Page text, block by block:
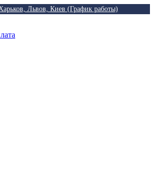
Львов, Киев (График работы)